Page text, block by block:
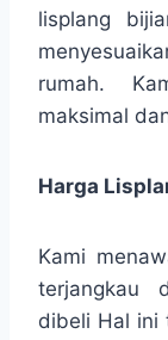
lisplang
rumah.
maksimal
Harga
Kami
terjangkau
dibeli Hal ini